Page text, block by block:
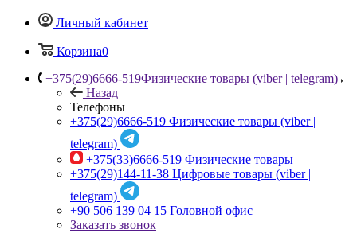
Личный кабинет
Корзина0
+375(29)6666-519Физические товары (viber | telegram)
Назад
Телефоны
+375(29)6666-519 Физические товары (viber |
telegram)
+375(33)6666-519 Физические товары
+375(29)144-11-38 Цифровые товары (viber |
telegram)
+90 506 139 04 15 Головной офис
Заказать звонок